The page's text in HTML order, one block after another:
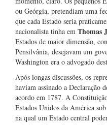
ou Geórgia, pretendiam uma
que cada Estado seria
nacionalista tinha em Thomas
Estados de maior dimensão,
Pensilvânia, desejavam um
Washington era o advogado
Após longas discussões, os
haviam assinado a Declaração
acordo em 1787. A
Estados Unidos da América
na qual um Estado central